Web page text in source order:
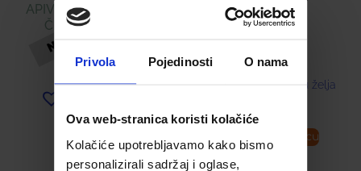
Privola Pojedinosti O nama
Ova web-stranica koristi kolačiće
Kolačiće upotrebljavamo kako bismo
personalizirali sadržaj i oglase,
APIVITA CRNI GEL ZA
ČIŠĆENJE LICA
16,89€
18,58€
Dodaj u listu želja
Dodaj u košaricu